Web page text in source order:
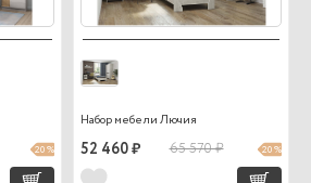
20 %
Набор мебели Лючия
52 460 ₽ 65 570 ₽ 20 %